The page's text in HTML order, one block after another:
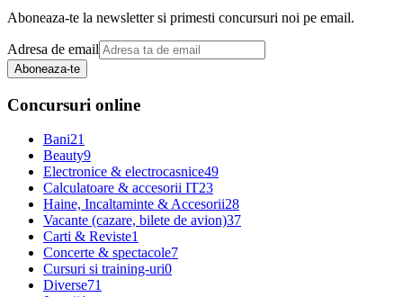
Aboneaza-te la newsletter si primesti concursuri noi pe email.
Adresa de email
Aboneaza-te
Concursuri online
Bani21
Beauty9
Electronice & electrocasnice49
Calculatoare & accesorii IT23
Haine, Incaltaminte & Accesorii28
Vacante (cazare, bilete de avion)37
Carti & Reviste1
Concerte & spectacole7
Cursuri si training-uri0
Diverse71